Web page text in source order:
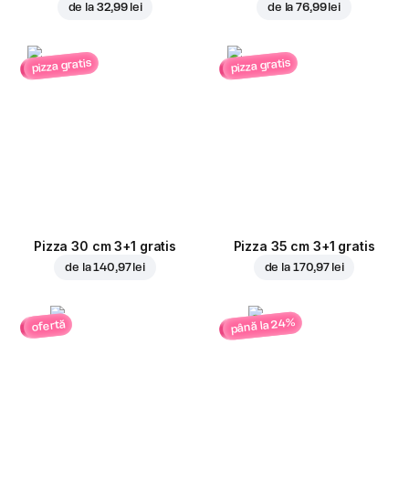
de la 32,99 lei de la76,99 lei
pizza gratis
Pizza 30 cm 3+1 gratis
de la140,97 lei
pizza gratis
Pizza 35 cm 3+1 gratis
de la 170,97 lei
ofertă până la 24%